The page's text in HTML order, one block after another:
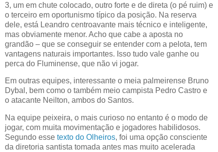
3, um em chute colocado, outro forte e de direta (o pé ruim) e
o terceiro em oportunismo típico da posição. Na reserva
dele, está Leandro centroavante mais técnico e inteligente,
mas obviamente menor. Acho que cabe a aposta no
grandão – que se conseguir se entender com a pelota, tem
vantagens naturais importantes. Isso tudo vale ganhe ou
perca do Fluminense, que não vi jogar.
Em outras equipes, interessante o meia palmeirense Bruno
Dybal, bem como o também meio campista Pedro Castro e
o atacante Neilton, ambos do Santos.
Na equipe peixeira, o mais curioso no entanto é o modo de
jogar, com muita movimentação e jogadores habilidosos.
Segundo esse texto do Olheiros, foi uma opção consciente
da diretoria santista tomada antes mas muito acelerada